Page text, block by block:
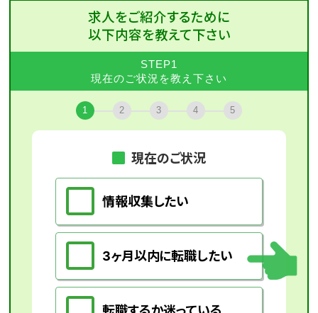
求人をご紹介するために
以下内容を教えて下さい
STEP1
現在のご状況を教え下さい
1 2 3 4 5
現在のご状況
情報収集したい
3ヶ月以内に転職したい